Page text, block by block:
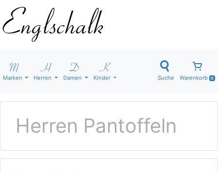
Marken Herren Damen Kinder Suche Warenkorb 0
Herren Pantoffeln